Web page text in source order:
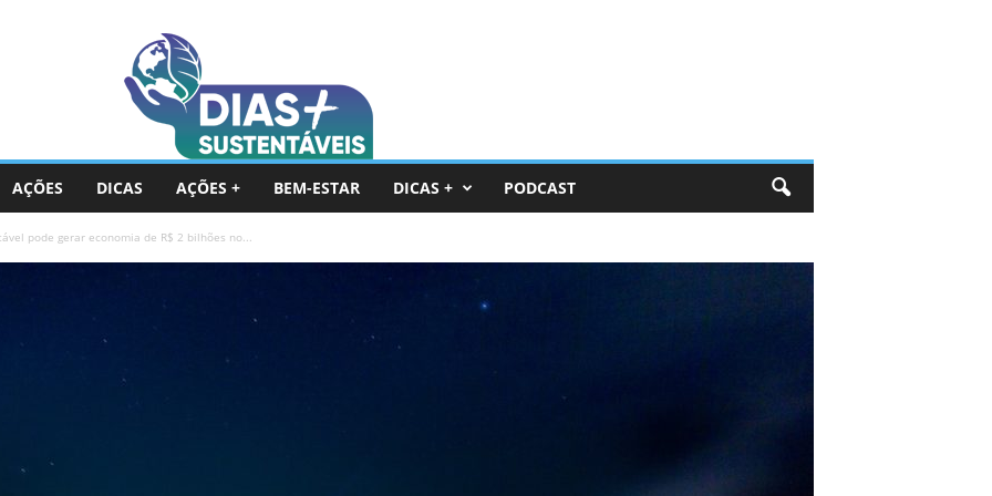
AÇÕES DICAS AÇÕES + BEM-ESTAR DICAS + PODCAST
pode gerar economia de R$ 2 bilhões no...